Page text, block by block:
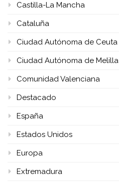
Castilla-La Mancha
Cataluña
Ciudad Autónoma de Ceuta
Ciudad Autónoma de Melilla
Comunidad Valenciana
Destacado
España
Estados Unidos
Europa
Extremadura